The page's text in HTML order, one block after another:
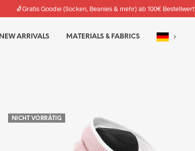
🧦Gratis Goodie (Socken, Beanies & mehr) ab 100€ Bestellwert
NEW ARRIVALS MATERIALS & FABRICS
NICHT VORRÄTIG